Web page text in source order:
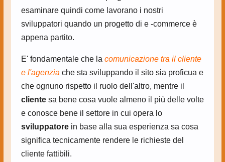
esaminare quindi come lavorano i nostri
sviluppatori quando un progetto di e -commerce è
appena partito.
E' fondamentale che la comunicazione tra il cliente
e l'agenzia che sta sviluppando il sito sia proficua e
che ognuno rispetto il ruolo dell'altro, mentre il
clientesa bene cosa vuole almeno il più delle volte
e conosce bene il settore in cui opera lo
sviluppatorein base alla sua esperienza sa cosa
significa tecnicamente rendere le richieste del
cliente fattibili.